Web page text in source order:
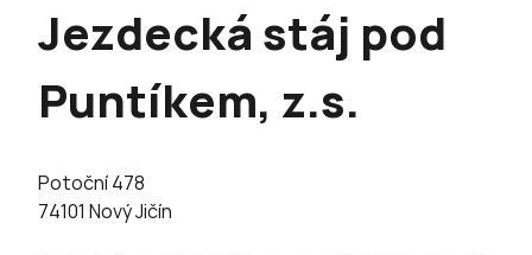
Jezdecká stáj pod
Puntíkem, z.s.
Potoční 478
74101 Nový Jičín